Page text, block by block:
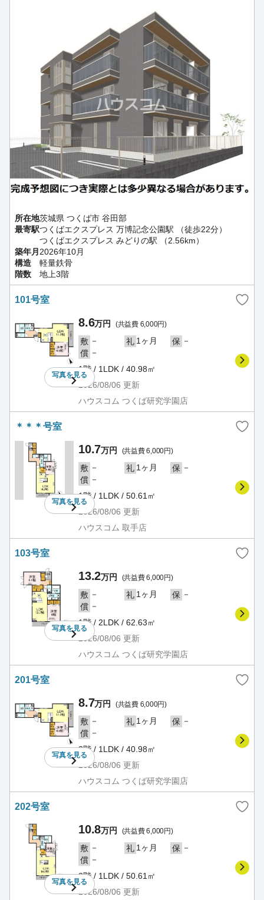
所在地茨城県 つくば市 谷田部
最寄駅つくばエクスプレス 万博記念公園駅 （徒歩22分）
つくばエクスプレス みどりの駅 （2.56km）
築年月 2026年10月
構造
軽量鉄骨
階数
地上3階
101号室
写真を見る
8.6万円 (共益費 6,000円)
敷 － 礼 1ヶ月 保 －
償 －
1階 / 1LDK / 40.98㎡
2026/08/06 更新
ハウスコム つくば研究学園店
＊＊＊号室
写真を見る
10.7万円 (共益費 6,000円)
敷 － 礼 1ヶ月 保 －
償 －
1階 / 1LDK / 50.61㎡
2026/08/06 更新
ハウスコム 取手店
103号室
写真を見る
13.2万円 (共益費 6,000円)
敷 － 礼 1ヶ月 保 －
償 －
1階 / 2LDK / 62.63㎡
2026/08/06 更新
ハウスコム つくば研究学園店
201号室
写真を見る
8.7万円 (共益費 6,000円)
敷 － 礼 1ヶ月 保 －
償 －
2階 / 1LDK / 40.98㎡
2026/08/06 更新
ハウスコム つくば研究学園店
202号室
写真を見る
10.8万円 (共益費 6,000円)
敷 － 礼 1ヶ月 保 －
償 －
2階 / 1LDK / 50.61㎡
2026/08/06 更新